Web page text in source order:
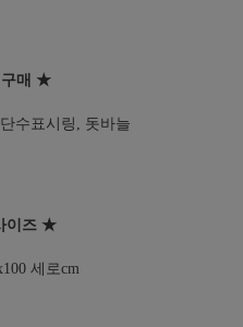
매 ★
수표시링, 돗바늘
이즈 ★
세로cm